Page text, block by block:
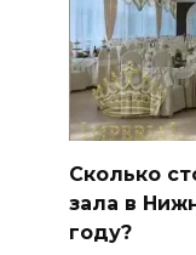
Сколько
зала в
году?